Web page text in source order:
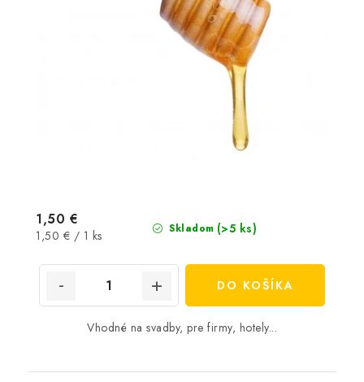
Skladom (>5 ks)
1,50 €
Jednotková
1,50 € / 1 ks
DO KOŠÍKA
Vhodné na svadby, pre firmy, hotely...